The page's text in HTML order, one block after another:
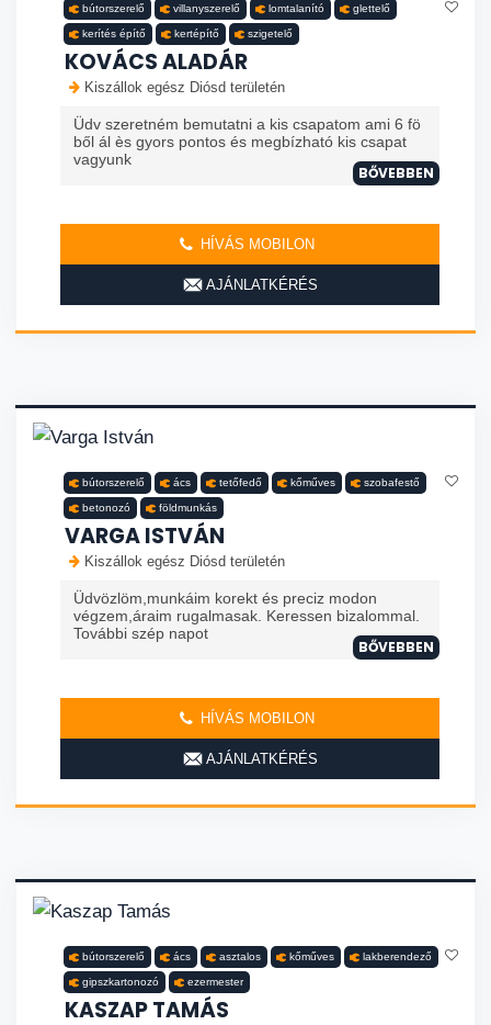
bútorszerelő villanyszerelő lomtalanító glettelő
kerítés építő kertépítő szigetelő
KOVÁCS ALADÁR
Kiszállok egész Diósd területén
Üdv szeretném bemutatni a kis csapatom ami 6 fö
ből ál ès gyors pontos és megbízható kis csapat
vagyunk
BŐVEBBEN
HÍVÁS MOBILON
AJÁNLATKÉRÉS
bútorszerelő ács tetőfedő kőműves szobafestő
betonozó földmunkás
VARGA ISTVÁN
Kiszállok egész Diósd területén
Üdvözlöm,munkáim korekt és preciz modon
végzem,áraim rugalmasak. Keressen bizalommal.
További szép napot
BŐVEBBEN
HÍVÁS MOBILON
AJÁNLATKÉRÉS
bútorszerelő ács asztalos kőműves lakberendező
gipszkartonozó ezermester
KASZAP TAMÁS